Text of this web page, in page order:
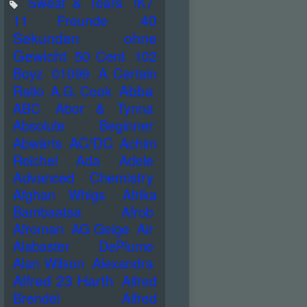
11 Freunde
40
Sekunden ohne
Gewicht 50 Cent 102
Boyz 01099 A Certain
Ratio A.G. Cook Abba
ABC
Abor & Tynna
Absolute Beginner
Abwärts AC/DC Achim
Reichel
Ada Adele
Advanced Chemistry
Afghan Whigs
Afrika
Bambaataa
Afrob
Afroman AG Geige Air
Alabaster DePlume
Alan Wilson Alexandra
Alfred 23 Harth Alfred
Brendel
Alfred